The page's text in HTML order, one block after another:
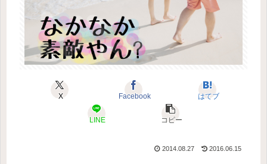
X Facebook はてブ
LINE コピー
2014.08.27 2016.06.15